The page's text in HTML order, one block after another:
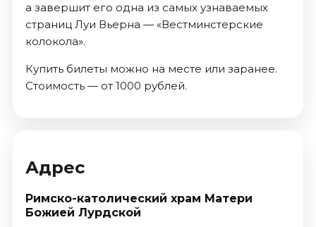
а завершит его одна из самых узнаваемых
страниц Луи Вьерна — «Вестминстерские
колокола».
Купить билеты можно на месте или заранее.
Стоимость — от 1000 рублей.
Адрес
Римско-католический храм Матери
Божией Лурдской